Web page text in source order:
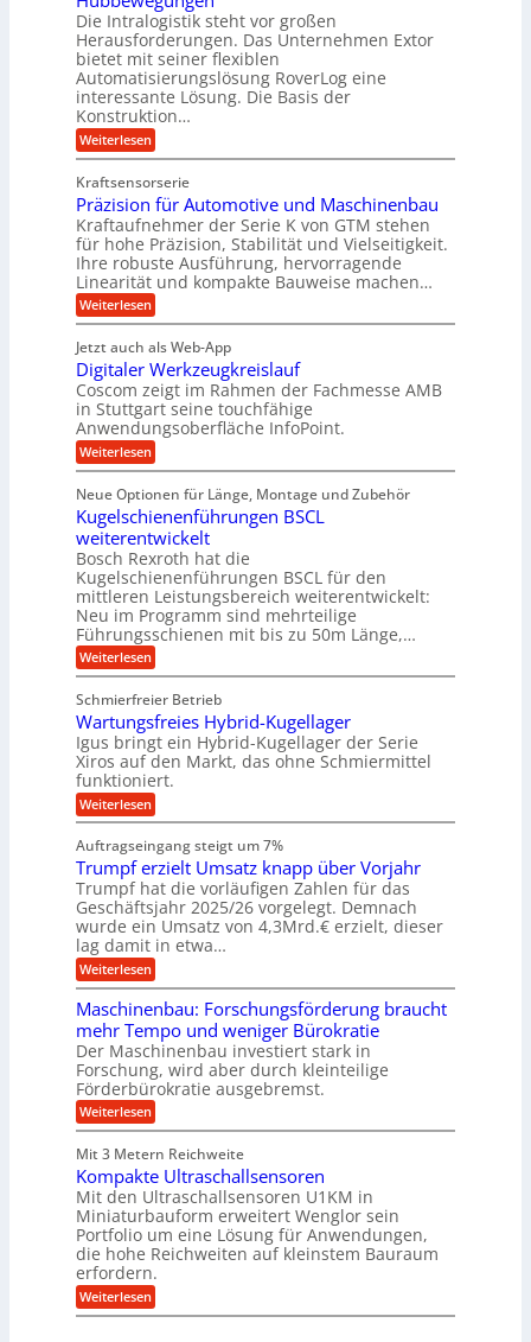
k
i
m
V
e
r
g
e
c
h
e
K
u
g
e
l
g
e
w
i
n
d
e
t
i
e
b
e
f
ü
r
r
a
u
e
U
m
g
e
b
u
n
g
e
n
r
t
U
m
s
a
t
u
n
d
A
u
f
t
r
a
g
s
e
i
g
a
n
g
A
r
b
e
i
t
s
l
o
s
e
,
w
e
n
i
g
e
r
S
t
e
l
l
e
n
Die Intralogistik steht vor großen
Herausforderungen. Das Unternehmen Extor
bietet mit seiner flexiblen
Automatisierungslösung RoverLog eine
interessante Lösung. Die Basis der
Konstruktion…
Weiterlesen:
Z
h
n
s
t
a
n
g
e
n
e
t
r
i
e
b
e
f
r
p
r
ä
z
i
s
e
H
u
b
e
w
e
g
u
n
g
e
Kraftsensorserie
Präzision für Automotive und Maschinenbau
Kraftaufnehmer der Serie K von GTM stehen
für hohe Präzision, Stabilität und Vielseitigkeit.
Ihre robuste Ausführung, hervorragende
Linearität und kompakte Bauweise machen…
Weiterlesen:
P
ä
z
i
s
i
o
n
f
r
A
u
t
o
m
o
t
i
v
e
n
d
M
a
s
c
h
i
e
n
b
a
u
Jetzt auch als Web-App
Digitaler Werkzeugkreislauf
Coscom zeigt im Rahmen der Fachmesse AMB
in Stuttgart seine touchfähige
Anwendungsoberfläche InfoPoint.
Weiterlesen:
D
g
i
t
a
l
e
r
W
e
r
k
z
e
u
g
k
r
e
i
s
a
u
f
Neue Optionen für Länge, Montage und Zubehör
Kugelschienenführungen BSCL
weiterentwickelt
Bosch Rexroth hat die
Kugelschienenführungen BSCL für den
mittleren Leistungsbereich weiterentwickelt:
Neu im Programm sind mehrteilige
Führungsschienen mit bis zu 50m Länge,…
Weiterlesen:
K
g
e
l
s
c
h
i
e
e
n
f
ü
h
r
u
n
g
e
n
B
S
C
L
w
e
i
t
e
r
e
n
t
w
i
c
k
e
Schmierfreier Betrieb
Wartungsfreies Hybrid-Kugellager
Igus bringt ein Hybrid-Kugellager der Serie
Xiros auf den Markt, das ohne Schmiermittel
funktioniert.
Weiterlesen:
W
r
t
u
n
g
s
r
e
e
s
H
y
b
r
i
d
-
u
g
e
l
a
g
e
r
Auftragseingang steigt um 7%
Trumpf erzielt Umsatz knapp über Vorjahr
Trumpf hat die vorläufigen Zahlen für das
Geschäftsjahr 2025/26 vorgelegt. Demnach
wurde ein Umsatz von 4,3Mrd.€ erzielt, dieser
lag damit in etwa…
Weiterlesen:
T
u
m
p
f
e
r
z
i
e
t
U
m
s
a
t
z
k
n
Maschinenbau: Forschungsförderung braucht
mehr Tempo und weniger Bürokratie
Der Maschinenbau investiert stark in
Forschung, wird aber durch kleinteilige
Förderbürokratie ausgebremst.
Weiterlesen:
M
s
c
h
i
n
e
n
b
a
u
Mit 3 Metern Reichweite
Kompakte Ultraschallsensoren
Mit den Ultraschallsensoren U1KM in
Miniaturbauform erweitert Wenglor sein
Portfolio um eine Lösung für Anwendungen,
die hohe Reichweiten auf kleinstem Bauraum
erfordern.
Weiterlesen:
K